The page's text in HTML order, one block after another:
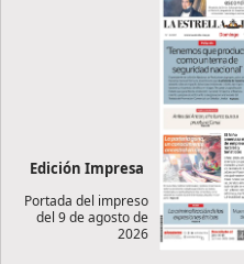
Edición Impresa
Portada del impreso
del 9 de agosto de
2026